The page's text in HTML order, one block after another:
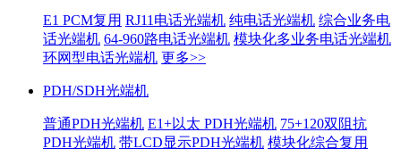
E1 PCM复用 RJ11电话光端机 纯电话光端机 综合业务电
话光端机 64-960路电话光端机 模块化多业务电话光端机
环网型电话光端机 更多>>
PDH/SDH光端机
普通PDH光端机 E1+以太 PDH光端机 75+120双阻抗
PDH光端机 带LCD显示PDH光端机 模块化综合复用